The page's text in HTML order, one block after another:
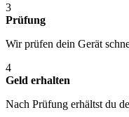
3
Prüfung
Wir prüfen dein Gerät
4
Geld erhalten
Nach Prüfung erhältst du